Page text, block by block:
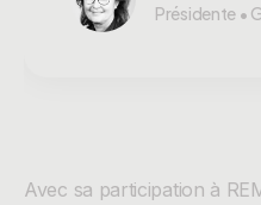
Présidente •
Avec sa participation à